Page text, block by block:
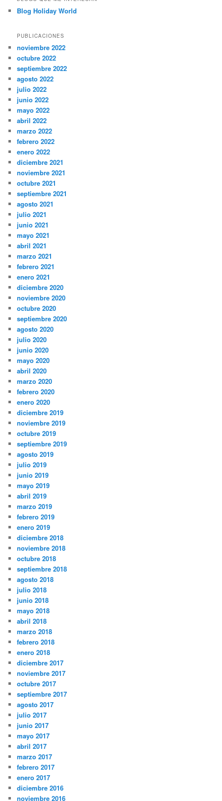
Blog Holiday World
PUBLICACIONES
noviembre 2022
octubre 2022
septiembre 2022
agosto 2022
julio 2022
junio 2022
mayo 2022
abril 2022
marzo 2022
febrero 2022
enero 2022
diciembre 2021
noviembre 2021
octubre 2021
septiembre 2021
agosto 2021
julio 2021
junio 2021
mayo 2021
abril 2021
marzo 2021
febrero 2021
enero 2021
diciembre 2020
noviembre 2020
octubre 2020
septiembre 2020
agosto 2020
julio 2020
junio 2020
mayo 2020
abril 2020
marzo 2020
febrero 2020
enero 2020
diciembre 2019
noviembre 2019
octubre 2019
septiembre 2019
agosto 2019
julio 2019
junio 2019
mayo 2019
abril 2019
marzo 2019
febrero 2019
enero 2019
diciembre 2018
noviembre 2018
octubre 2018
septiembre 2018
agosto 2018
julio 2018
junio 2018
mayo 2018
abril 2018
marzo 2018
febrero 2018
enero 2018
diciembre 2017
noviembre 2017
octubre 2017
septiembre 2017
agosto 2017
julio 2017
junio 2017
mayo 2017
abril 2017
marzo 2017
febrero 2017
enero 2017
diciembre 2016
noviembre 2016